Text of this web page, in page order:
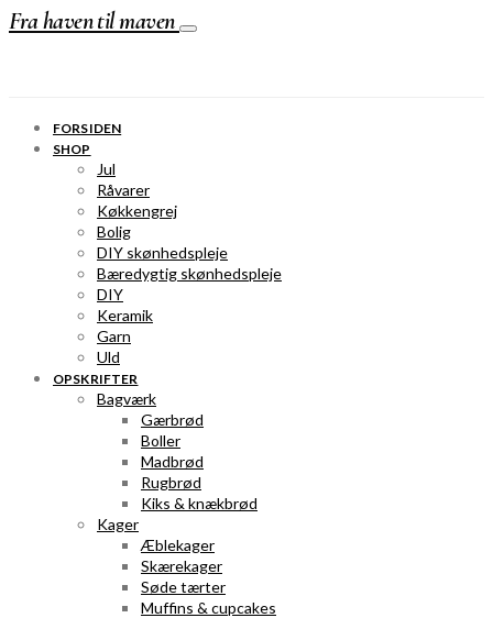
Fra haven til maven
FORSIDEN
SHOP
Jul
Råvarer
Køkkengrej
Bolig
DIY skønhedspleje
Bæredygtig skønhedspleje
DIY
Keramik
Garn
Uld
OPSKRIFTER
Bagværk
Gærbrød
Boller
Madbrød
Rugbrød
Kiks & knækbrød
Kager
Æblekager
Skærekager
Søde tærter
Muffins & cupcakes